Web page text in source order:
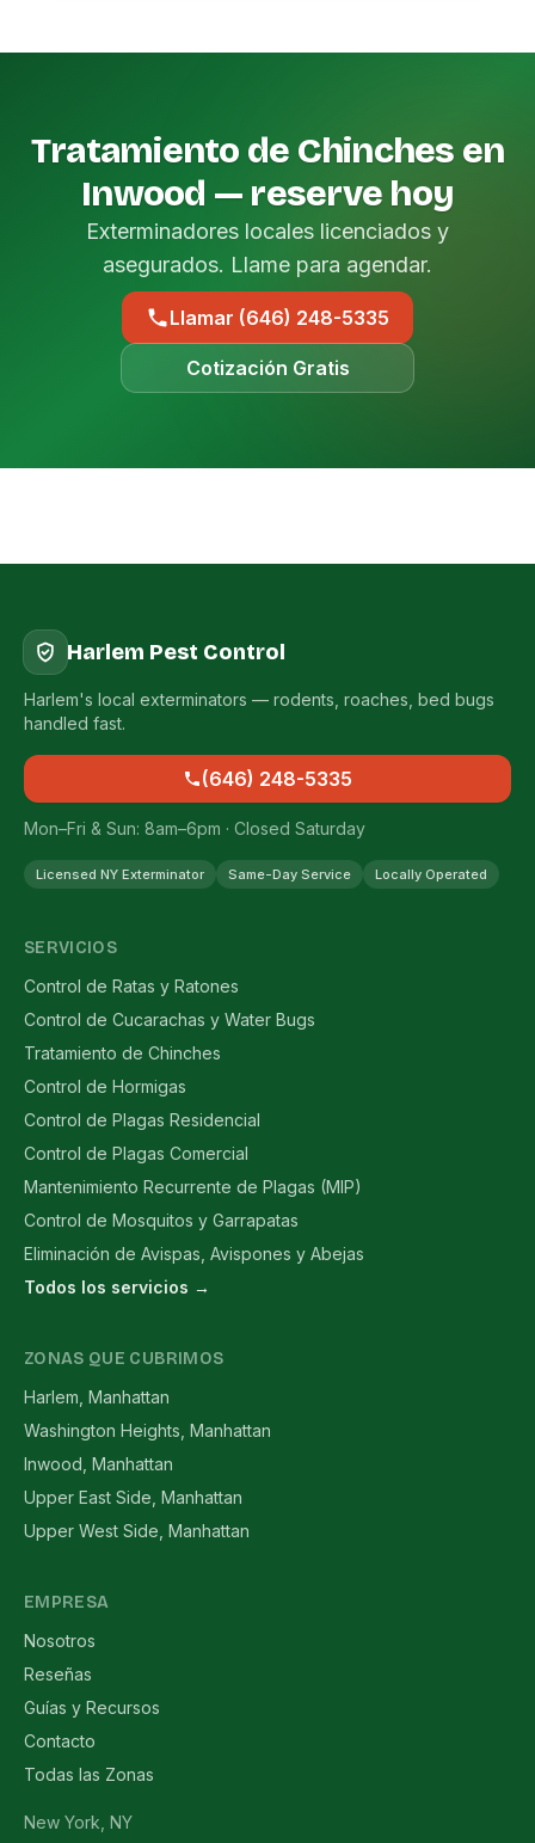
Tratamiento de Chinches en
Inwood — reserve hoy
Exterminadores locales licenciados y
asegurados. Llame para agendar.
Llamar (646) 248-5335
Cotización Gratis
Harlem Pest Control
Harlem's local exterminators — rodents, roaches, bed bugs
handled fast.
(646) 248-5335
Mon–Fri & Sun: 8am–6pm · Closed Saturday
Licensed NY Exterminator Same-Day Service Locally Operated
SERVICIOS
Control de Ratas y Ratones
Control de Cucarachas y Water Bugs
Tratamiento de Chinches
Control de Hormigas
Control de Plagas Residencial
Control de Plagas Comercial
Mantenimiento Recurrente de Plagas (MIP)
Control de Mosquitos y Garrapatas
Eliminación de Avispas, Avispones y Abejas
Todos los servicios →
ZONAS QUE CUBRIMOS
Harlem, Manhattan
Washington Heights, Manhattan
Inwood, Manhattan
Upper East Side, Manhattan
Upper West Side, Manhattan
EMPRESA
Nosotros
Reseñas
Guías y Recursos
Contacto
Todas las Zonas
New York, NY